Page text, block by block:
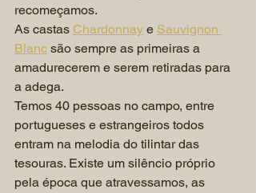
recomeçamos.
As castas Chardonnay e Sauvignon
Blanc são sempre as primeiras a
amadurecerem e serem retiradas para
a adega.
Temos 40 pessoas no campo, entre
portugueses e estrangeiros todos
entram na melodia do tilintar das
tesouras. Existe um silêncio próprio
pela época que atravessamos, as